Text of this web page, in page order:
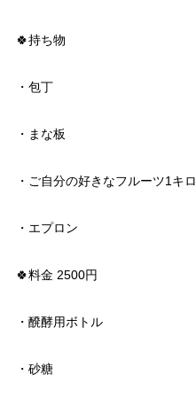
🍀持ち物
・包丁
・まな板
・ご自分の好きなフルーツ1キロ
・エプロン
🍀料金 2500円
・醗酵用ボトル
・砂糖